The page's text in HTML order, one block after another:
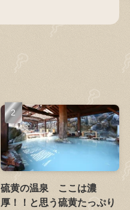
硫黄の温泉 ここは濃
厚！！と思う硫黄たっぷり